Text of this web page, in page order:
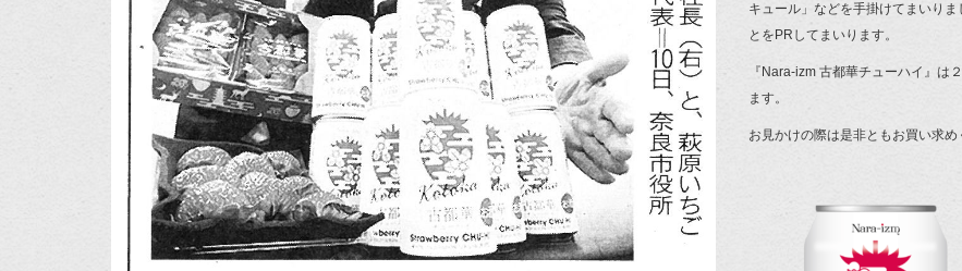
キュール」などを手掛けてまいり
とをPRしてまいります。
『Nara-izm 古都華チューハイ』は
ます。
お見かけの際は是非ともお買い求め